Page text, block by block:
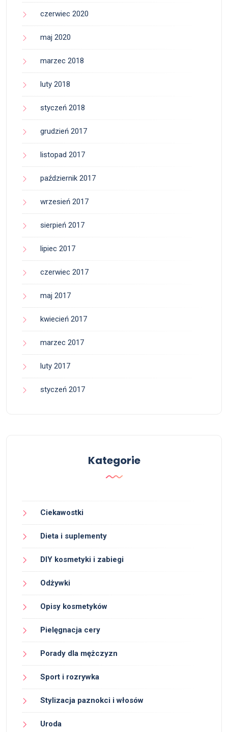
czerwiec 2020
maj 2020
marzec 2018
luty 2018
styczeń 2018
grudzień 2017
listopad 2017
październik 2017
wrzesień 2017
sierpień 2017
lipiec 2017
czerwiec 2017
maj 2017
kwiecień 2017
marzec 2017
luty 2017
styczeń 2017
Kategorie
Ciekawostki
Dieta i suplementy
DIY kosmetyki i zabiegi
Odżywki
Opisy kosmetyków
Pielęgnacja cery
Porady dla mężczyzn
Sport i rozrywka
Stylizacja paznokci i włosów
Uroda